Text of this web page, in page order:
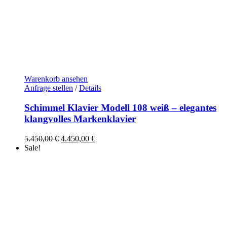
Warenkorb ansehen
Anfrage stellen / Details
Schimmel Klavier Modell 108 weiß – elegantes
klangvolles Markenklavier
5.450,00€ Ursprünglicher
4.450,00 €Aktueller
Sale!